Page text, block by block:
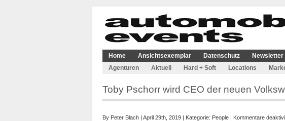
Home Ansichtsexemplar Datenschutz Newsletter
Agenturen
Aktuell Hard + Soft Locations
Toby Pschorr wird CEO der neuen
By Peter Blach | April 29th, 2019 | Kategorie: People | Kommentare